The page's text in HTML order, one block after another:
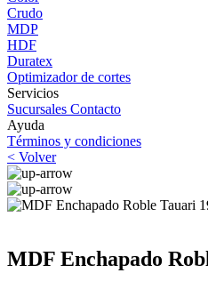
Crudo
MDP
HDF
Duratex
Optimizador de cortes
Servicios
Sucursales Contacto
Ayuda
Términos y condiciones
< Volver
MDF Enchapado